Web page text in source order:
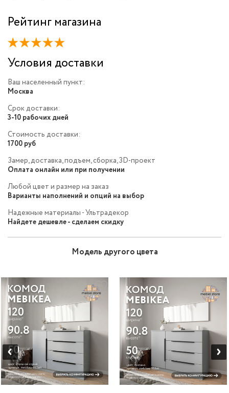
Рейтинг магазина
Условия доставки
Ваш населенный пункт:
Москва
Срок доставки:
3-10 рабочих дней
Стоимость доставки:
1700 руб
Замер, доставка, подъем, сборка, 3D-проект
Оплата онлайн или при получении
Любой цвет и размер на заказ
Варианты наполнений и опций на выбор
Надежные материалы - Ультрадекор
Найдете дешевле - сделаем скидку
Модель другого цвета